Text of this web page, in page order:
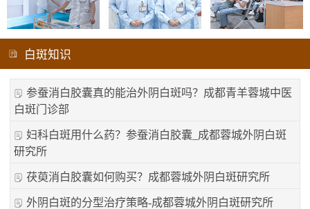
白斑知识
参蚕消白胶囊真的能治外阴白斑吗？成都青羊蓉城中医
白斑门诊部
妇科白斑用什么药？参蚕消白胶囊_成都蓉城外阴白斑
研究所
茯萸消白胶囊如何购买？成都蓉城外阴白斑研究所
外阴白斑的分型治疗策略-成都蓉城外阴白斑研究所